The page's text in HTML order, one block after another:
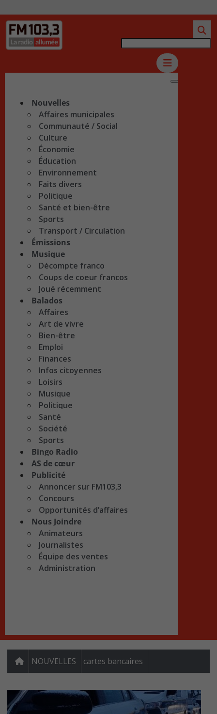
Nouvelles
Affaires municipales
Communauté / Social
Culture
Économie
Éducation
Environnement
Faits divers
Politique
Santé et bien-être
Sports
Transport / Circulation
Émissions
Musique
Décompte franco
Coups de coeur francos
Joué récemment
Balados
Affaires
Art de vivre
Bien-être
Emploi
Finances
Infos citoyennes
Loisirs
Musique
Politique
Santé
Société
Sports
Bingo Radio
AS de cœur
Publicité
Annoncer sur FM103,3
Concours
Opportunités d’affaires
Nous Joindre
Animateurs
Journalistes
Équipe des ventes
Administration
NOUVELLES cartes bancaires